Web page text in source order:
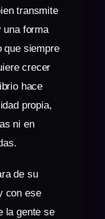
transmite
una forma
que siempre
crecer
hace
propia,
ni en
de su
con ese
la gente se